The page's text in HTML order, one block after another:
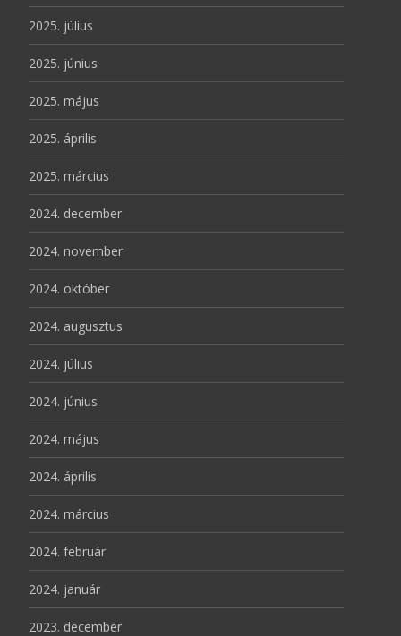
2025. július
2025. június
2025. május
2025. április
2025. március
2024. december
2024. november
2024. október
2024. augusztus
2024. július
2024. június
2024. május
2024. április
2024. március
2024. február
2024. január
2023. december